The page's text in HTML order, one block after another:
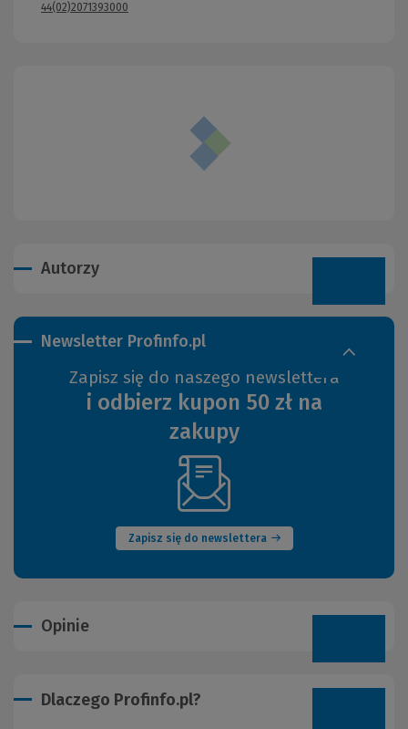
44(02)2071393000
Autorzy
Newsletter Profinfo.pl
Zapisz się do naszego newslettera
i odbierz kupon 50 zł na
zakupy
Zapisz się do newslettera
(Nowe
okno)
Opinie
Dlaczego Profinfo.pl?